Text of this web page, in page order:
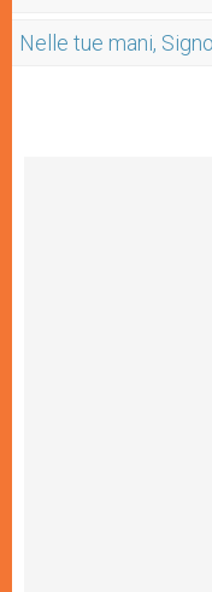
Nelle tue mani,